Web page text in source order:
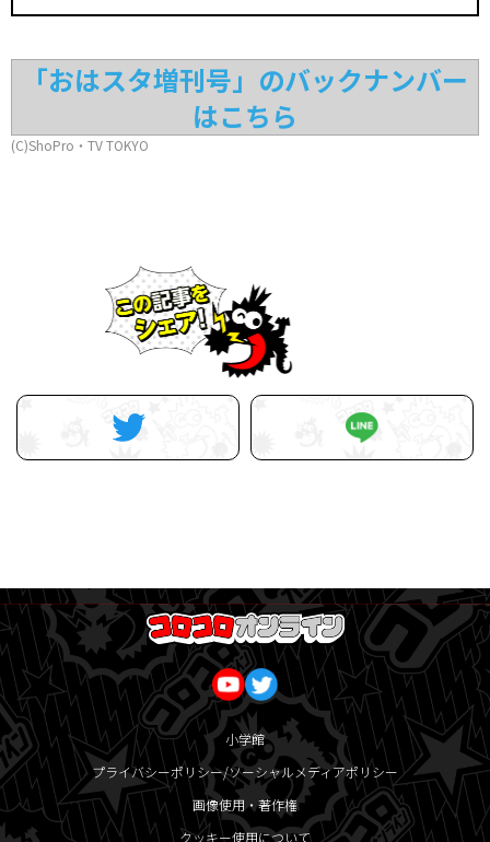
「おはスタ増刊号」のバックナンバー
はこちら
(C)ShoPro・TV TOKYO
小学館
プライバシーポリシー/ソーシャルメディアポリシー
画像使用・著作権
クッキー使用について